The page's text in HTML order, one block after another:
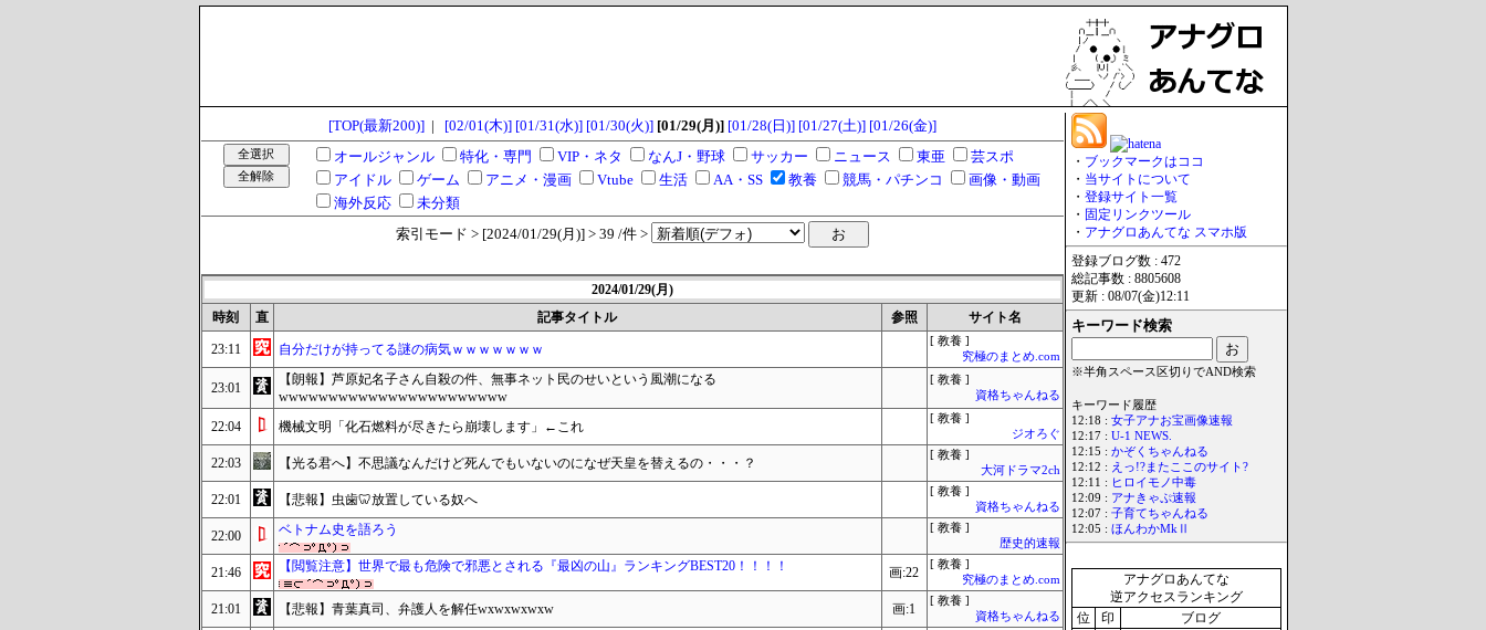
[TOP(最新200)]| [02/01(木)] [01/31(水)] [01/30(火)] [01/29(月)] [01/28(日)] [01/27(土)] [01/26(金)]
オールジャンル
特化・専門 VIP・ネタ なんJ・野球 サッカー ニュース 東亜
芸スポ
アイドル
ゲーム アニメ・漫画 Vtube 生活 AA・SS 教養 競馬・パチンコ
画像・動画
海外反応
未分類
索引モード > [2024/01/29(月)] > 39 /件 >
2024/01/29(月)
時刻
直 記事タイトル 参照 サイト名
23:11 自分だけが持ってる謎の病気ｗｗｗｗｗｗｗ
[ 教養 ]
究極のまとめ.com
23:01
【朗報】芦原妃名子さん自殺の件、無事ネット民のせいという風潮になる
wwwwwwwwwwwwwwwwwwwwwww
[ 教養 ]
資格ちゃんねる
22:04 機械文明「化石燃料が尽きたら崩壊します」←これ
[ 教養 ]
ジオろぐ
22:03 【光る君へ】不思議なんだけど死んでもいないのになぜ天皇を替えるの・・・？
[ 教養 ]
大河ドラマ2ch
22:01 【悲報】虫歯🦷放置している奴へ
[ 教養 ]
資格ちゃんねる
22:00 ベトナム史を語ろう
[ 教養 ]
歴史的速報
21:46 【閲覧注意】世界で最も危険で邪悪とされる『最凶の山』ランキングBEST20！！！！ 画:22
[ 教養 ]
究極のまとめ.com
21:01 【悲報】青葉真司、弁護人を解任wxwxwxwxw 画:1
[ 教養 ]
資格ちゃんねる
・ ブックマークはココ
・ 当サイトについて
・ 登録サイト一覧
・ 固定リンクツール
・ アナグロあんてな スマホ版
登録ブログ数 : 472
総記事数 : 8805608
更新 : 08/07(金)12:11
キーワード検索
※半角スペース区切りでAND検索
キーワード履歴
12:18 : 女子アナお宝画像速報
12:17 : U-1 NEWS.
12:15 : かぞくちゃんねる
12:12 : えっ!?またここのサイト?
12:11 : ヒロイモノ中毒
12:09 : アナきゃぷ速報
12:07 : 子育てちゃんねる
12:05 : ほんわかMkⅡ
アナグロあんてな
逆アクセスランキング
位
印
ブログ